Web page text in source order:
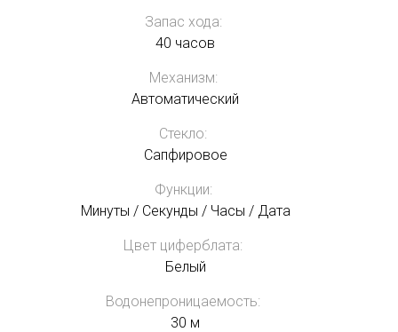
Запас хода:
40 часов
Механизм:
Автоматический
Стекло:
Сапфировое
Функции:
Минуты / Секунды / Часы / Дата
Цвет циферблата:
Белый
Водонепроницаемость:
30 м